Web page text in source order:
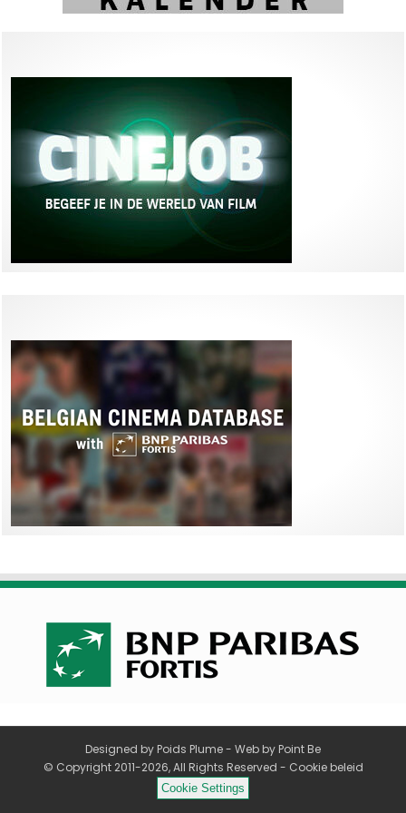
Designed by Poids Plume- Web by Point Be
© Copyright 2011-2026, All Rights Reserved - Cookie beleid
Cookie Settings